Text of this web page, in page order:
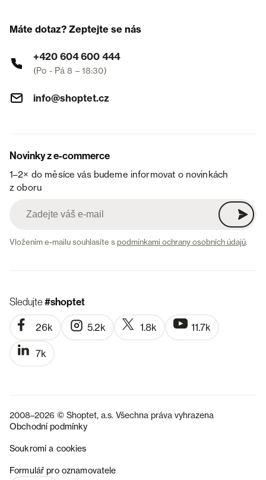
Máte dotaz? Zeptejte se nás
+420 604 600 444
(Po - Pá 8 – 18:30)
info@shoptet.cz
Novinky z e-commerce
1–2× do měsíce vás budeme informovat o novinkách
z oboru
Vložením e-mailu souhlasíte spodmínkami ochrany osobních údajů.
Sledujte#shoptet
26k 5.2k 1.8k 11.7k
7k
2008–2026 © Shoptet, a.s. Všechna práva vyhrazena
Obchodní podmínky
Soukromí a cookies
Formulář pro oznamovatele